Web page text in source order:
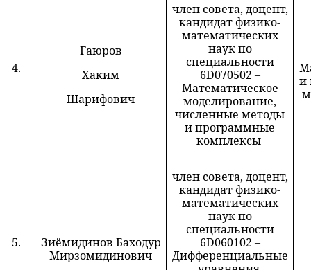
4.
Гаюров
Хаким
Шарифович
член совета, доцент,
кандидат физико-
математических
наук по
специальности
6D070502 –
Математическое
моделирование,
численные методы
и программные
комплексы
и
5. Зиёмидинов Баходур
Мирзомидинович
член совета, доцент,
кандидат физико-
математических
наук по
специальности
6D060102 –
Дифференциальные